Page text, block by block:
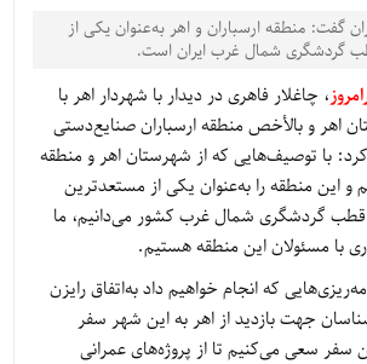
گفت: منطقه ارسباران و اهر به‌عنوان یکی از
گردشگری شمال غرب ایران است.
، چاغلار فاهری در دیدار با شهردار اهر با
اهر و بالأخص منطقه ارسباران صنایع‌دستی
کرد: با توصیف‌هایی که از شهرستان اهر و منطقه
و این منطقه را به‌عنوان یکی از مستعدترین
قطب گردشگری شمال غرب کشور می‌دانیم، ما
با مسئولان این منطقه هستیم.
که انجام خواهیم داد به‌اتفاق رایزن
جهت بازدید از اهر به این شهر سفر
سفر سعی می‌کنیم تا از پروژه‌های عمرانی